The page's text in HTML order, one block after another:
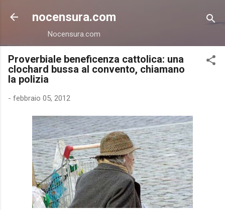
Passa ai contenuti principali
nocensura.com
Nocensura.com
Proverbiale beneficenza cattolica: una
clochard bussa al convento, chiamano
la polizia
- febbraio 05, 2012